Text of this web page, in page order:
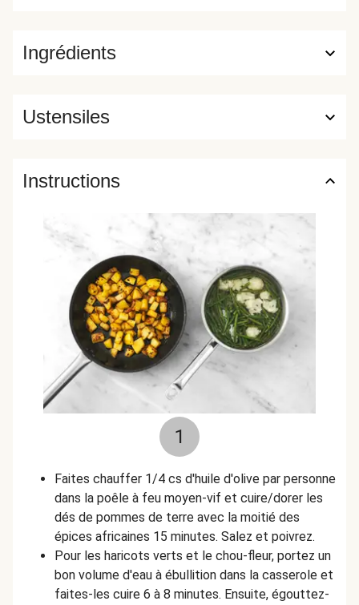
Ingrédients
Ustensiles
Instructions
1
Faites chauffer 1/4 cs d'huile d'olive par personne
dans la poêle à feu moyen-vif et cuire/dorer les
dés de pommes de terre avec la moitié des
épices africaines 15 minutes. Salez et poivrez.
Pour les haricots verts et le chou-fleur, portez un
bon volume d'eau à ébullition dans la casserole et
faites-les cuire 6 à 8 minutes. Ensuite, égouttez-